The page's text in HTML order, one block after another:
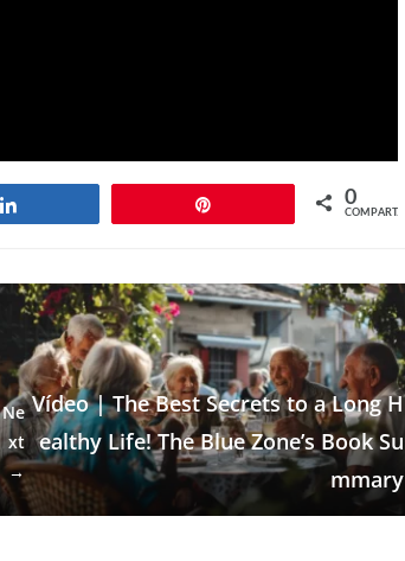
0
COMPART.
Ne
xt
→
Vídeo | The Best Secrets to a Long H
ealthy Life! The Blue Zone’s Book Su
mmary